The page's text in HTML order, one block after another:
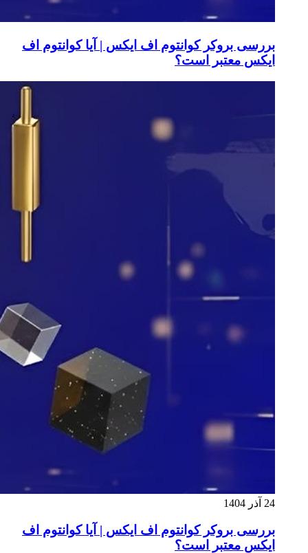
بررسی بروکر کوانتوم اف ایکس | آیا کوانتوم اف
ایکس معتبر است؟
24 آذر 1404
بررسی بروکر کوانتوم اف ایکس | آیا کوانتوم اف
ایکس معتبر است؟